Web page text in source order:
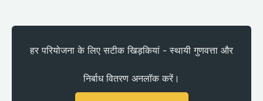
हर परियोजना के लिए सटीक खिड़कियां - स्थायी गुणवत्ता और
निर्बाध वितरण अनलॉक करें।